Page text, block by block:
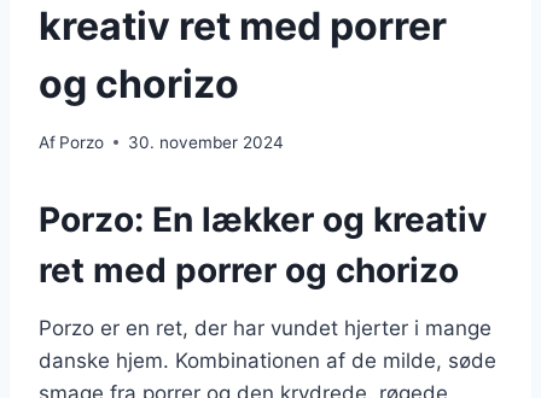
kreativ ret med porrer
og chorizo
Af Porzo 30. november 2024
Porzo: En lækker og kreativ
ret med porrer og chorizo
Porzo er en ret, der har vundet hjerter i mange
danske hjem. Kombinationen af de milde, søde
smage fra porrer og den krydrede, røgede